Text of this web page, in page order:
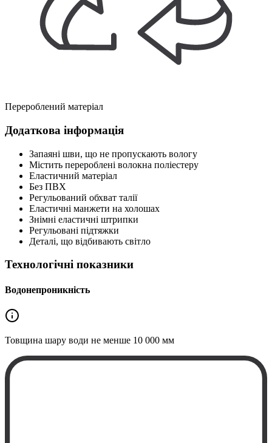
Перероблений матеріал
Додаткова інформація
Запаяні шви, що не пропускають вологу
Містить перероблені волокна поліестеру
Еластичний матеріал
Без ПВХ
Регульований обхват талії
Еластичні манжети на холошах
Знімні еластичні штрипки
Регульовані підтяжки
Деталі, що відбивають світло
Технологічні показники
Водонепроникність
Товщина шару води не менше 10 000 мм